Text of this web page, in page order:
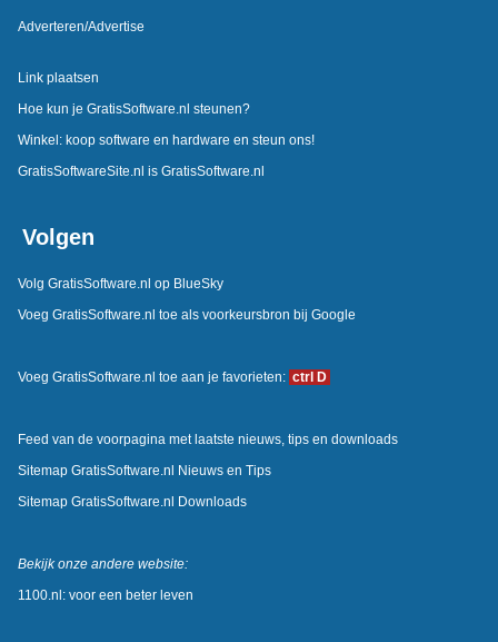
Adverteren/Advertise
Link plaatsen
Hoe kun je GratisSoftware.nl steunen?
Winkel: koop software en hardware en steun ons!
GratisSoftwareSite.nl is GratisSoftware.nl
Volgen
Volg GratisSoftware.nl op BlueSky
Voeg GratisSoftware.nl toe als voorkeursbron bij Google
Voeg GratisSoftware.nl toe aan je favorieten: ctrl D
Feed van de voorpagina met laatste nieuws, tips en downloads
Sitemap GratisSoftware.nl Nieuws en Tips
Sitemap GratisSoftware.nl Downloads
Bekijk onze andere website:
1100.nl: voor een beter leven